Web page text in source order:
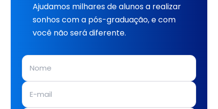
Ajudamos milhares de alunos a realizar
sonhos com a pós-graduação, e com
você não será diferente.